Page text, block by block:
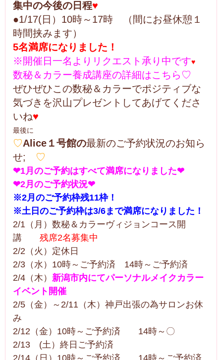
集中の今後の日程♥
●1/17(日）10時～17時 （間にお昼休憩１
時間挟みます）
5名満席になりました！
※開催日一名よりリクエスト承り中です♥
数秘＆カラー養成講座の詳細はこちら♡
ぜひぜひこの数秘＆カラーでポジティブな
気づきを沢山プレゼントしてあげてくださ
いね♥
最後に
♡Alice１号館の最新のご予約状況のお知ら
せ; ♡
❤1月のご予約はすべて満席になりました❤
❤2月のご予約状況❤
※2月のご予約枠残11枠！
※土日のご予約枠は3/6まで満席になりました！
2/1（月）数秘＆カラーヴィジョンコース開
講 残席2名募集中
2/2（火）定休日
2/3（水）10時～ご予約済 14時～ご予約済
2/4（木） 新潟市内にてパーソナルメイクカラー
イベント開催
2/5（金）～2/11（木）神戸出張の為サロンお休
み
2/12（金）10時～ご予約済 14時～〇
2/13 (土）終日ご予約済